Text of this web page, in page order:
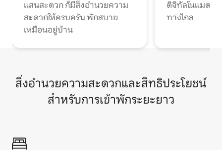
แสนสะดวก ก็มีสิ่งอำนวยความ
สะดวกให้ครบครัน พักสบาย
เหมือนอยู่บ้าน
ดิจิทัลโนแมดแ
ทางไกล
สิ่งอำนวยความสะดวกและสิทธิประโยชน์
สำหรับการเข้าพักระยะยาว